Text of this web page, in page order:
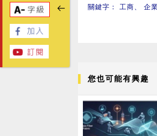
關鍵字： 工商、 企
您也可能有興趣